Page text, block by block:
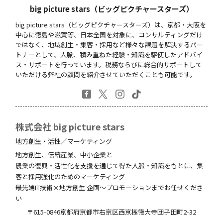
big picture stars（ビッグピクチャースターズ）
big picture stars（ビッグピクチャースターズ）は、京都・大阪を
中心に徳島や滋賀等、日本全国を対象に、コンサルティングだけ
ではなく、地域創生・集客・採用など様々な課題を解決するパー
トナーとして、人脈、積み重ねた経験・知識を駆使したアドバイ
ス・サポートを行っています。税務ならびに総合的サポートして
いただける弊社の顧問を紹介させていただくことも可能です。
株式会社 big picture stars
地方創生・活性／マーケティング
地方創生、伝統産業、中小企業と
農業の復興・活性化を支援を通じて得た人脈・知識をもとに、集
客と採用強化のためのマーケティング
最先端IT技術×地方創生 企画～プロモーションまでお任せくださ
い
〒615-0846京都府京都市右京区西京極徳大寺団子田町2-32